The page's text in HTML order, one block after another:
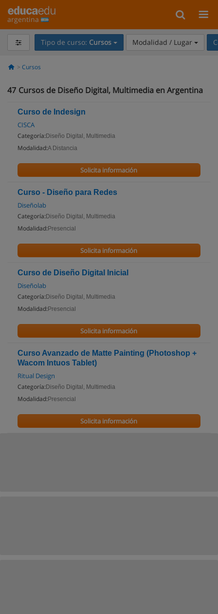
argentina
Tipo de curso: Cursos Modalidad / Lugar
Cursos
47 Cursos de Diseño Digital, Multimedia en Argentina
Curso de Indesign
CISCA
Categoría: Diseño Digital, Multimedia
Modalidad:A Distancia
Solicita información
Curso - Diseño para Redes
Diseñolab
Categoría: Diseño Digital, Multimedia
Modalidad: Presencial
Solicita información
Curso de Diseño Digital Inicial
Diseñolab
Categoría: Diseño Digital, Multimedia
Modalidad: Presencial
Solicita información
Curso Avanzado de Matte Painting (Photoshop +
Wacom Intuos Tablet)
Ritual Design
Categoría: Diseño Digital, Multimedia
Modalidad: Presencial
Solicita información